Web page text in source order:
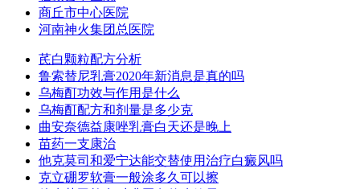
商丘市中心医院
河南神火集团总医院
芪白颗粒配方分析
鲁索替尼乳膏2020年新消息是真的吗
乌梅酊功效与作用是什么
乌梅酊配方和剂量是多少克
曲安奈德益康唑乳膏白天还是晚上
苗药一支康治
他克莫司和爱宁达能交替使用治疗白癜风吗
克立硼罗软膏一般涂多久可以擦